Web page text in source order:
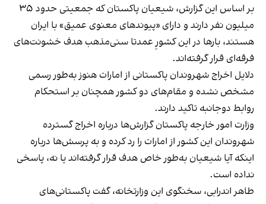
بر اساس این گزارش، شیعیان پاکستان که جمعیتی حدود ۳۵
میلیون نفر دارند و دارای «پیوندهای معنوی عمیق» با ایران
هستند، بارها در این کشورِ عمدتا سنی‌مذهب هدف خشونت‌های
فرقه‌ای قرار گرفته‌اند.
دلایل اخراج شهروندان پاکستانی از امارات هنوز به‌طور رسمی
مشخص نشده و مقام‌های دو کشور همچنان بر استحکام
روابط دوجانبه تاکید دارند.
وزارت امور خارجه پاکستان گزارش‌ها درباره اخراج گسترده
شهروندان این کشور از امارات را رد کرده و به پرسش‌ها درباره
اینکه آیا شیعیان به‌طور خاص هدف قرار گرفته‌اند یا نه، پاسخی
نداده است.
طاهر اندرابی، سخنگوی این وزارتخانه، گفت پاکستانی‌های